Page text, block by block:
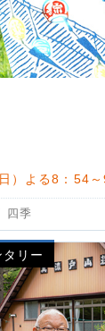
）よる8：54
四季
リー